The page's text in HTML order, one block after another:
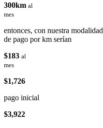
300km al
mes
entonces, con nuestra modalidad
de pago por km serían
$183 al
mes
$1,726
pago inicial
$3,922